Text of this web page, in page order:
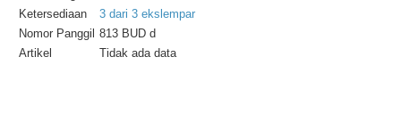
Ketersediaan
3 dari 3 ekslempar
Nomor Panggil 813 BUD d
Artikel
Tidak ada data